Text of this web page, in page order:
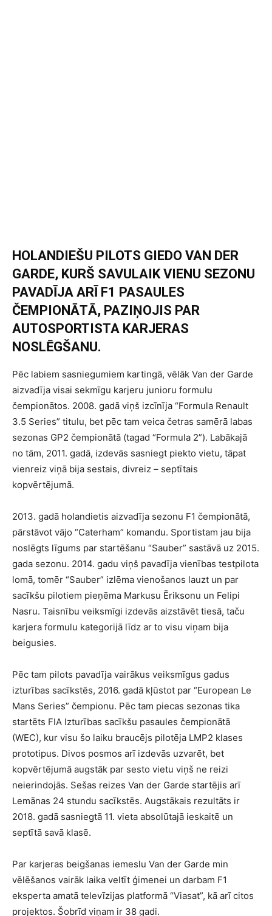
HOLANDIEŠU PILOTS GIEDO VAN DER
GARDE, KURŠ SAVULAIK VIENU SEZONU
PAVADĪJA ARĪ F1 PASAULES
ČEMPIONĀTĀ, PAZIŅOJIS PAR
AUTOSPORTISTA KARJERAS
NOSLĒGŠANU.
Pēc labiem sasniegumiem kartingā, vēlāk Van der Garde
aizvadīja visai sekmīgu karjeru junioru formulu
čempionātos. 2008. gadā viņš izcīnīja “Formula Renault
3.5 Series” titulu, bet pēc tam veica četras samērā labas
sezonas GP2 čempionātā (tagad “Formula 2”). Labākajā
no tām, 2011. gadā, izdevās sasniegt piekto vietu, tāpat
vienreiz viņā bija sestais, divreiz – septītais
kopvērtējumā.
2013. gadā holandietis aizvadīja sezonu F1 čempionātā,
pārstāvot vājo “Caterham” komandu. Sportistam jau bija
noslēgts līgums par startēšanu “Sauber” sastāvā uz 2015.
gada sezonu. 2014. gadu viņš pavadīja vienības testpilota
lomā, tomēr “Sauber” izlēma vienošanos lauzt un par
sacīkšu pilotiem pieņēma Markusu Ēriksonu un Felipi
Nasru. Taisnību veiksmīgi izdevās aizstāvēt tiesā, taču
karjera formulu kategorijā līdz ar to visu viņam bija
beigusies.
Pēc tam pilots pavadīja vairākus veiksmīgus gadus
izturības sacīkstēs, 2016. gadā kļūstot par “European Le
Mans Series” čempionu. Pēc tam piecas sezonas tika
startēts FIA Izturības sacīkšu pasaules čempionātā
(WEC), kur visu šo laiku braucējs pilotēja LMP2 klases
prototipus. Divos posmos arī izdevās uzvarēt, bet
kopvērtējumā augstāk par sesto vietu viņš ne reizi
neierindojās. Sešas reizes Van der Garde startējis arī
Lemānas 24 stundu sacīkstēs. Augstākais rezultāts ir
2018. gadā sasniegtā 11. vieta absolūtajā ieskaitē un
septītā savā klasē.
Par karjeras beigšanas iemeslu Van der Garde min
vēlēšanos vairāk laika veltīt ģimenei un darbam F1
eksperta amatā televīzijas platformā “Viasat”, kā arī citos
projektos. Šobrīd viņam ir 38 gadi.